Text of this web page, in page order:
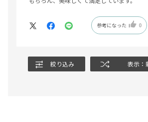
参考になった 0
絞り込み 表示：